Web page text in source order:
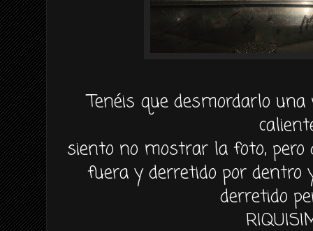
Tenéis que desmordarlo una
siento no mostrar la foto, pero
fuera y derretido por dentro
derretido